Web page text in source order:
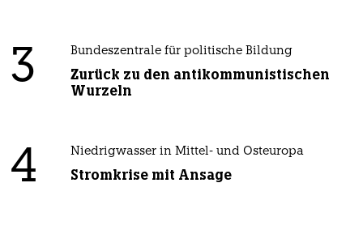
3 Bundeszentrale für politische Bildung
Zurück zu den antikommunistischen
Wurzeln
4 Niedrigwasser in Mittel- und Osteuropa
Stromkrise mit Ansage